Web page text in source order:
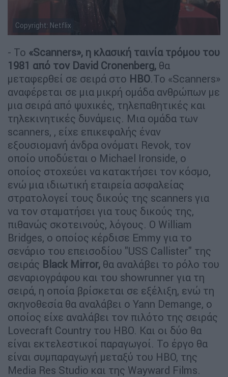
Copyright: Netflix
- Το «Scanners», η κλασική ταινία τρόμου του
1981 από τον David Cronenberg, θα
μεταφερθεί σε σειρά στο HBO.Το «Scanners»
αναφέρεται σε μια μικρή ομάδα ανθρώπων με
μια σειρά από ψυχικές, τηλεπαθητικές και
τηλεκινητικές δυνάμεις. Μια ομάδα των
scanners, , είχε επικεφαλής έναν
εξουσιομανή άνδρα ονόματι Revok, τον
οποίο υποδύεται ο Michael Ironside, ο
οποίος στοχεύει να κατακτήσει τον κόσμο,
ενώ μια ιδιωτική εταιρεία ασφαλείας
στρατολογεί τους δικούς της scanners για
να τον σταματήσει για τους δικούς της,
πιθανώς σκοτεινούς, λόγους. Ο William
Bridges, ο οποίος κέρδισε Emmy για το
σενάριο του επεισοδίου "USS Callister" της
σειράς Black Mirror, θα αναλάβει το ρόλο του
σεναριογράφου και του showrunner για τη
σειρά, η οποία βρίσκεται σε εξέλιξη, ενώ τη
σκηνοθεσία θα αναλάβει ο Yann Demange, ο
οποίος είχε αναλάβει τον πιλότο της σειράς
Lovecraft Country του HBO. Και οι δύο θα
είναι εκτελεστικοί παραγωγοί. Το έργο θα
είναι συμπαραγωγή μεταξύ του HBO, της
Media Res Studio και της Wayward Films.